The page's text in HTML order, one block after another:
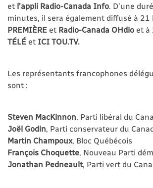
et l’appli Radio-Canada Info . D’une
minutes, il sera également diffusé à 21
PREMIÈRE et Radio-Canada OHdio et à
TÉLÉ et ICI TOU.TV.
Les représentants francophones
sont :
Steven MacKinnon , Parti libéral du
Joël Godin , Parti conservateur du
Martin Champoux, Bloc Québécois
François Choquette , Nouveau Parti
Jonathan Pedneault, Parti vert du